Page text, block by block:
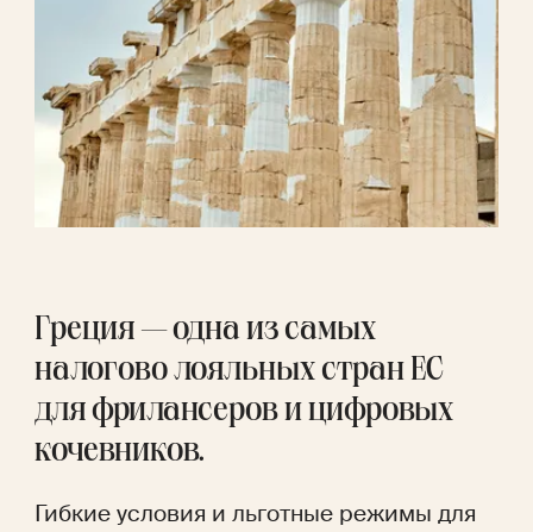
Греция — одна из самых
налогово лояльных стран ЕС
для фрилансеров и цифровых
кочевников.
Гибкие условия и льготные режимы для